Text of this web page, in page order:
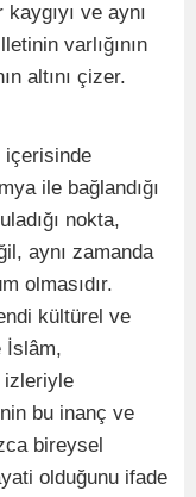
ve aynı
varlığının
altını çizer.
içerisinde
ile bağlandığı
nokta,
aynı zamanda
olmasıdır.
kültürel ve
İslâm,
izleriyle
bu inanç ve
bireysel
olduğunu ifade